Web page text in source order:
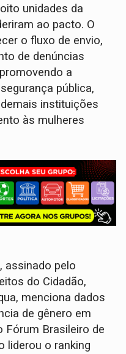
unidades da
ao pacto. O
o fluxo de envio,
de denúncias
a
pública,
instituições
às mulheres
assinado pelo
do Cidadão,
menciona dados
de gênero em
Fórum Brasileiro de
liderou o ranking